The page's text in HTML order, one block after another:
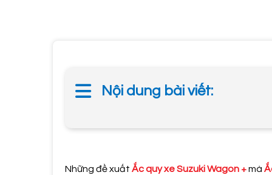
Nội dung bài viết:
Những đề xuất Ắc quy xe Suzuki Wagon +mà